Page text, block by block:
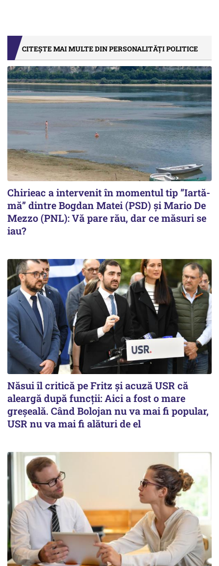
CITEȘTE MAI MULTE DIN PERSONALITĂȚI POLITICE
Chirieac a intervenit în momentul tip ”Iartă-
mă” dintre Bogdan Matei (PSD) și Mario De
Mezzo (PNL): Vă pare rău, dar ce măsuri se
iau?
Năsui îl critică pe Fritz și acuză USR că
aleargă după funcții: Aici a fost o mare
greșeală. Când Bolojan nu va mai fi popular,
USR nu va mai fi alături de el